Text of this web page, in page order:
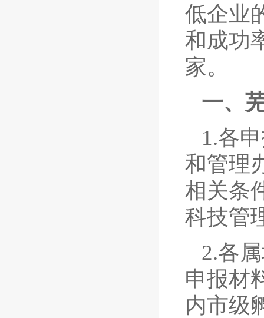
低企业
和成功
家。
一、
1.各
和管理
相关条
科技管
2.各
申报材
内市级